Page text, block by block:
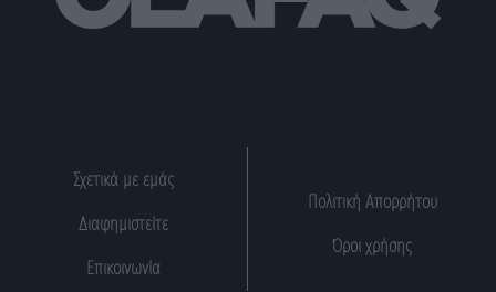
Σχετικά με εμάς
Διαφημιστείτε
Επικοινωνία
Πολιτική Απορρήτου
Όροι χρήσης